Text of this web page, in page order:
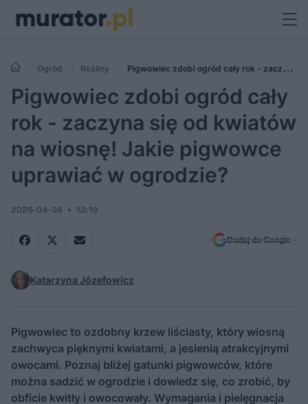
Ogród Rośliny
Pigwowiec zdobi ogród cały rok - zaczyna
się od kwiatów na wiosnę! Jakie pigwowce uprawiać w ogrodzie?
Pigwowiec zdobi ogród cały
rok - zaczyna się od kwiatów
na wiosnę! Jakie pigwowce
uprawiać w ogrodzie?
2026-04-24 12:19
Dodaj do Google
Katarzyna Józefowicz
Pigwowiec to ozdobny krzew liściasty, który wiosną
zachwyca pięknymi kwiatami, a jesienią atrakcyjnymi
owocami. Poznaj bliżej gatunki pigwowców, które
można sadzić w ogrodzie i dowiedz się, co zrobić, by
obficie kwitły i owocowały. Wymagania i pielęgnacja